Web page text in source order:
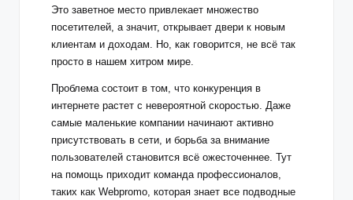
Это заветное место привлекает множество
посетителей, а значит, открывает двери к новым
клиентам и доходам. Но, как говорится, не всё так
просто в нашем хитром мире.
Проблема состоит в том, что конкуренция в
интернете растет с невероятной скоростью. Даже
самые маленькие компании начинают активно
присутствовать в сети, и борьба за внимание
пользователей становится всё ожесточеннее. Тут
на помощь приходит команда профессионалов,
таких как Webpromo, которая знает все подводные